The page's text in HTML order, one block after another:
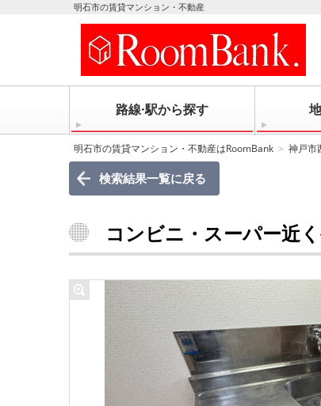
明石市の賃貸マンション・不動産
路線·駅から探す
明石市の賃貸マンション・不動産はRoomBank 神戸市
検索結果一覧に戻る
コンビニ・スーパー近